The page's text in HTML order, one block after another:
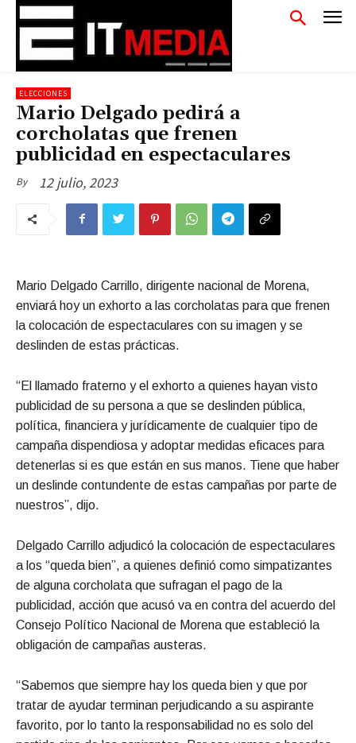
ELECCIONES
Mario Delgado pedirá a
corcholatas que frenen
publicidad en espectaculares
By 12 julio, 2023
Mario Delgado Carrillo, dirigente nacional de Morena,
enviará hoy un exhorto a las corcholatas para que frenen
la colocación de espectaculares con su imagen y se
deslinden de estas prácticas.
“El llamado fraterno y el exhorto a quienes hayan visto
publicidad de su persona a que se deslinden pública,
política, financiera y jurídicamente de cualquier tipo de
campaña dispendiosa y adoptar medidas eficaces para
detenerlas si es que están en sus manos. Tiene que haber
un deslinde contundente de estas campañas por parte de
nuestros”, dijo.
Delgado Carrillo adjudicó la colocación de espectaculares
a los “queda bien”, a quienes definió como simpatizantes
de alguna corcholata que sufragan el pago de la
publicidad, acción que acusó va en contra del acuerdo del
Consejo Político Nacional de Morena que estableció la
obligación de campañas austeras.
“Sabemos que siempre hay los queda bien y que por
tratar de ayudar terminan perjudicando a su aspirante
favorito, por lo tanto la responsabilidad no es solo del